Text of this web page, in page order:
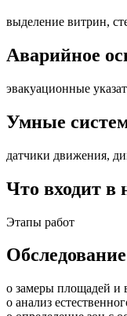
выделение витрин,
Аварийное
эвакуационные
Умные
датчики движения,
Что входит в
Этапы работ
o замеры площадей и
o анализ